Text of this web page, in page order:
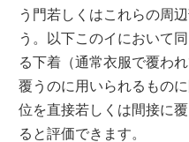
う門若しくはこれらの周
う。以下このイにおいて
る下着（通常衣服で覆わ
覆うのに用いられるもの
位を直接若しくは間接に
ると評価できます。